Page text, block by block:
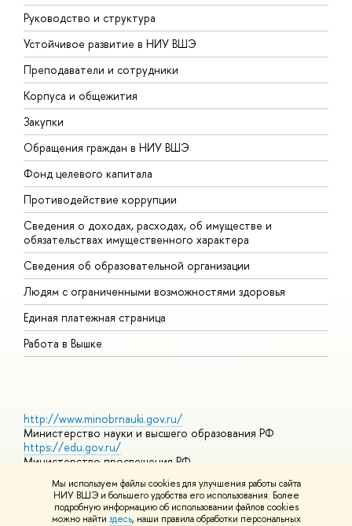
Мы используем файлы cookies для улучшения работы сайта
НИУ ВШЭ и большего удобства его использования. Более
подробную информацию об использовании файлов cookies
можно найти здесь, наши правила обработки персональных
Руководство и структура
Устойчивое развитие в НИУ ВШЭ
Преподаватели и сотрудники
Корпуса и общежития
Закупки
Обращения граждан в НИУ ВШЭ
Фонд целевого капитала
Противодействие коррупции
Сведения о доходах, расходах, об имуществе и
обязательствах имущественного характера
Сведения об образовательной организации
Людям с ограниченными возможностями здоровья
Единая платежная страница
Работа в Вышке
http://www.minobrnauki.gov.ru/
Министерство науки и высшего образования РФ
https://edu.gov.ru/
Министерство просвещения РФ
Массовые открытые онлайн-курсы